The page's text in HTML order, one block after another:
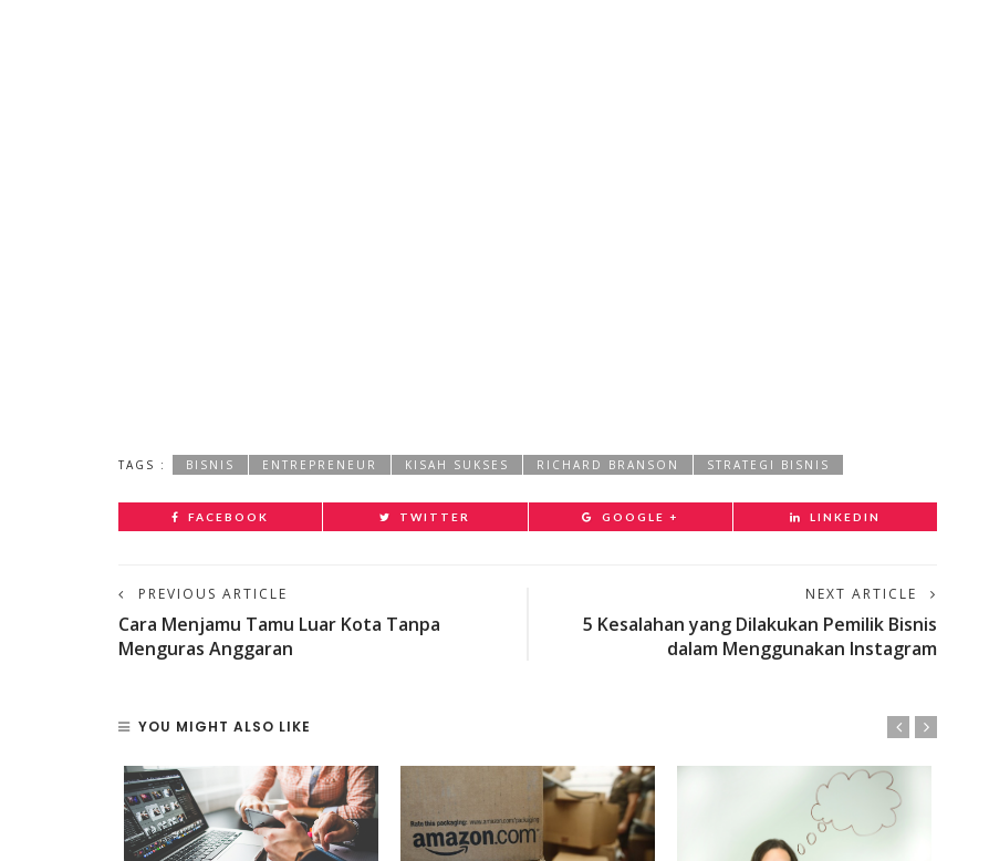
TAGS : BISNIS ENTREPRENEUR KISAH SUKSES RICHARD BRANSON STRATEGI BISNIS
FACEBOOK TWITTER GOOGLE + LINKEDIN
PREVIOUS ARTICLE
Cara Menjamu Tamu Luar Kota Tanpa
Menguras Anggaran
NEXT ARTICLE
5 Kesalahan yang Dilakukan Pemilik Bisnis
dalam Menggunakan Instagram
YOU MIGHT ALSO LIKE